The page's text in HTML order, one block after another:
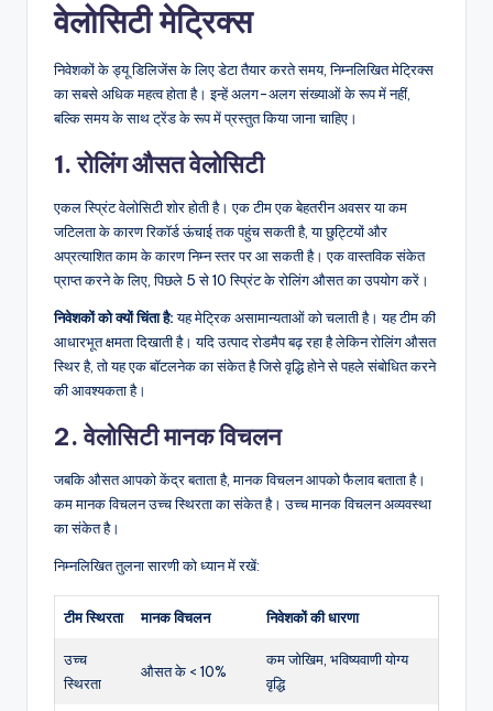
वेलोसिटी मेट्रिक्स
निवेशकों के ड्यू डिलिजेंस के लिए डेटा तैयार करते समय, निम्नलिखित मेट्रिक्स
का सबसे अधिक महत्व होता है। इन्हें अलग-अलग संख्याओं के रूप में नहीं,
बल्कि समय के साथ ट्रेंड के रूप में प्रस्तुत किया जाना चाहिए।
1. रोलिंग औसत वेलोसिटी
एकल स्प्रिंट वेलोसिटी शोर होती है। एक टीम एक बेहतरीन अवसर या कम
जटिलता के कारण रिकॉर्ड ऊंचाई तक पहुंच सकती है, या छुट्टियों और
अप्रत्याशित काम के कारण निम्न स्तर पर आ सकती है। एक वास्तविक संकेत
प्राप्त करने के लिए, पिछले 5 से 10 स्प्रिंट के रोलिंग औसत का उपयोग करें।
निवेशकों को क्यों चिंता है:यह मेट्रिक असामान्यताओं को चलाती है। यह टीम की
आधारभूत क्षमता दिखाती है। यदि उत्पाद रोडमैप बढ़ रहा है लेकिन रोलिंग औसत
स्थिर है, तो यह एक बॉटलनेक का संकेत है जिसे वृद्धि होने से पहले संबोधित करने
की आवश्यकता है।
2. वेलोसिटी मानक विचलन
जबकि औसत आपको केंद्र बताता है, मानक विचलन आपको फैलाव बताता है।
कम मानक विचलन उच्च स्थिरता का संकेत है। उच्च मानक विचलन अव्यवस्था
का संकेत है।
निम्नलिखित तुलना सारणी को ध्यान में रखें:
टीम स्थिरता मानक विचलन निवेशकों की धारणा
उच्च
स्थिरता
औसत के < 10%
कम जोखिम, भविष्यवाणी योग्य
वृद्धि